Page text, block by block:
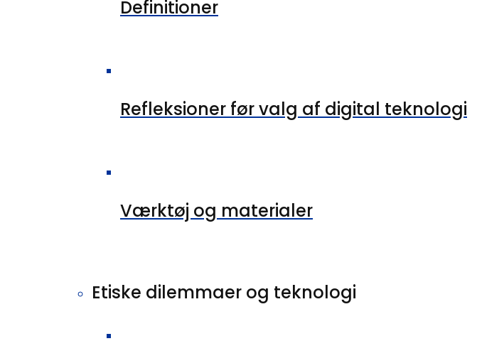
Definitioner
Refleksioner før valg af digital teknologi
Værktøj og materialer
Etiske dilemmaer og teknologi